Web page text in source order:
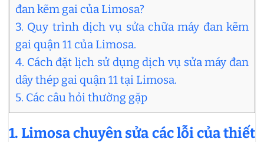
đan kẽm gai của Limosa?
3. Quy trình dịch vụ sửa chữa máy đan kẽm
gai quận 11 của Limosa.
4. Cách đặt lịch sử dụng dịch vụ sửa máy đan
dây thép gai quận 11 tại Limosa.
5. Các câu hỏi thường gặp
1. Limosa chuyên sửa các lỗi của thiết